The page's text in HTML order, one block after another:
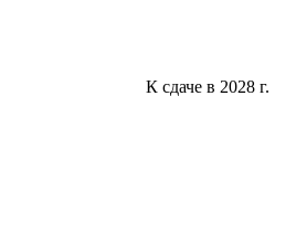
К сдаче в 2028 г.